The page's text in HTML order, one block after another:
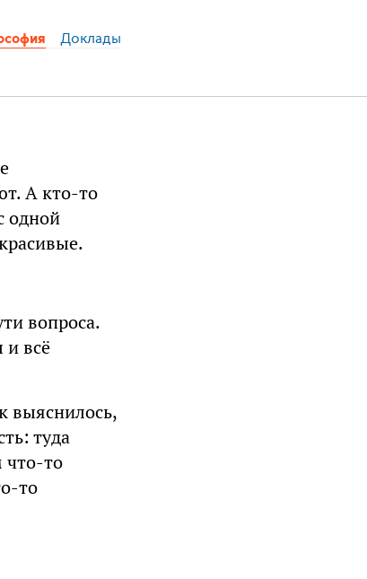
Доклады
А кто-то
одной
вопроса.
всё
выяснилось,
туда
что-то
то